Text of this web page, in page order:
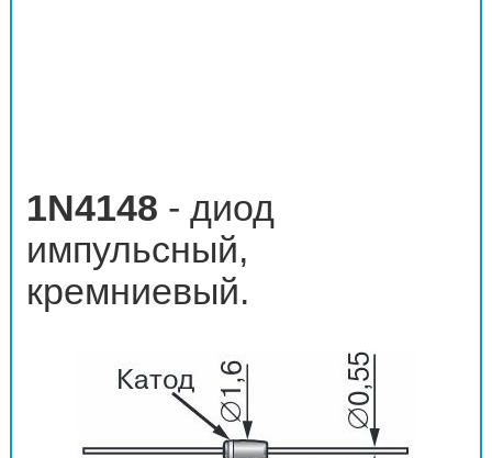
1N4148 - диод
импульсный,
кремниевый.